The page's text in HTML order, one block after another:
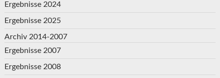
Ergebnisse 2024
Ergebnisse 2025
Archiv 2014-2007
Ergebnisse 2007
Ergebnisse 2008